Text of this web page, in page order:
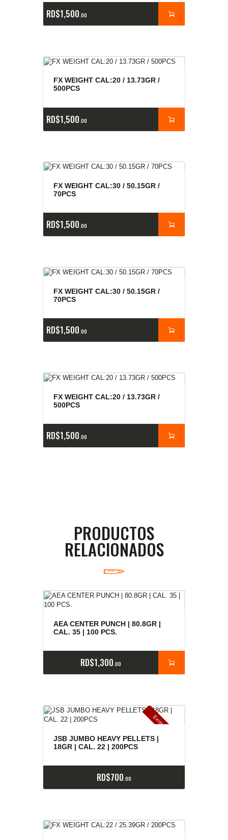
RD$1,500 00
FX WEIGHT CAL:20 / 13.73GR /
500PCS
RD$1,500 00
FX WEIGHT CAL:30 / 50.15GR /
70PCS
RD$1,500 00
FX WEIGHT CAL:30 / 50.15GR /
70PCS
RD$1,500 00
FX WEIGHT CAL:20 / 13.73GR /
500PCS
RD$1,500 00
PRODUCTOS
RELACIONADOS
AEA CENTER PUNCH | 80.8GR |
CAL. 35 | 100 PCS.
RD$1,300 00
E
x
is
t
en
c
ia
s
ag
o
t
a
d
a
s
JSB JUMBO HEAVY PELLETS |
18GR | CAL. 22 | 200PCS
RD$700 00